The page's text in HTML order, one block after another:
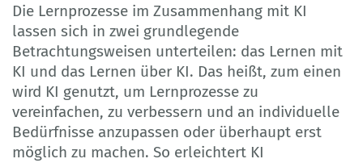
Die Lernprozesse im Zusammenhang mit KI
lassen sich in zwei grundlegende
Betrachtungsweisen unterteilen: das Lernen mit
KI und das Lernen über KI. Das heißt, zum einen
wird KI genutzt, um Lernprozesse zu
vereinfachen, zu verbessern und an individuelle
Bedürfnisse anzupassen oder überhaupt erst
möglich zu machen. So erleichtert KI